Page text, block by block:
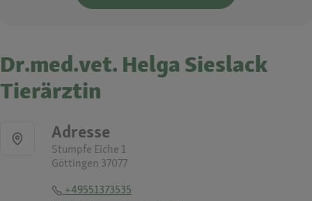
Dr.med.vet. Helga Sieslack
Tierärztin
Adresse
Stumpfe Eiche 1
Göttingen 37077
+49551373535